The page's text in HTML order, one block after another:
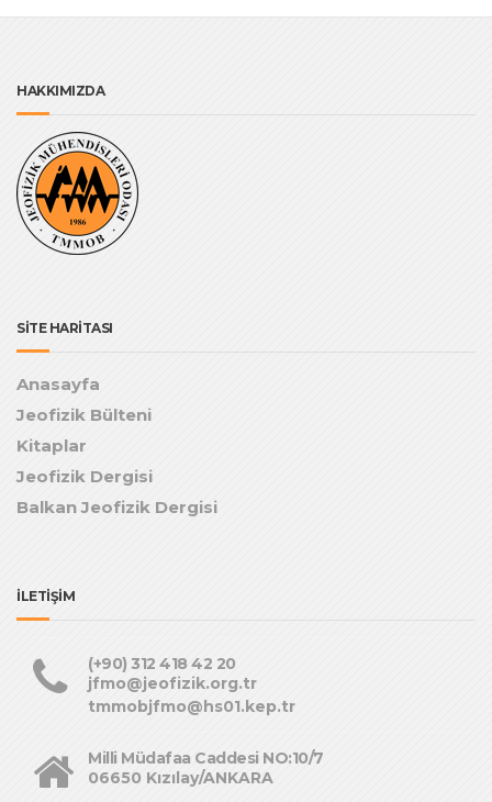
HAKKIMIZDA
SİTE HARİTASI
Anasayfa
Jeofizik Bülteni
Kitaplar
Jeofizik Dergisi
Balkan Jeofizik Dergisi
İLETİŞİM
(+90) 312 418 42 20
jfmo@jeofizik.org.tr
tmmobjfmo@hs01.kep.tr
Milli Müdafaa Caddesi NO:10/7
06650 Kızılay/ANKARA